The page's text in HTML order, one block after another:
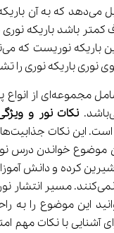
یک باریکه نوری شامل
نکات نور و
موضوع خواندن درس
کرده و دانش
احساس خستگی نمی‌کنند. مسیر
و شما می‌توانید این موضوع
آشنایی با نکات مهم